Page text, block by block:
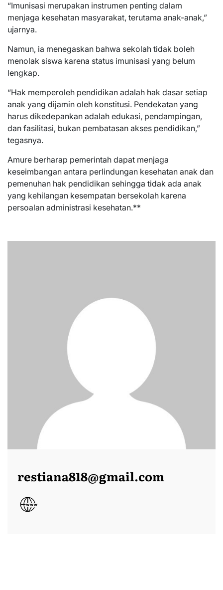
“Imunisasi merupakan instrumen penting dalam
menjaga kesehatan masyarakat, terutama anak-anak,”
ujarnya.
Namun, ia menegaskan bahwa sekolah tidak boleh
menolak siswa karena status imunisasi yang belum
lengkap.
“Hak memperoleh pendidikan adalah hak dasar setiap
anak yang dijamin oleh konstitusi. Pendekatan yang
harus dikedepankan adalah edukasi, pendampingan,
dan fasilitasi, bukan pembatasan akses pendidikan,”
tegasnya.
Amure berharap pemerintah dapat menjaga
keseimbangan antara perlindungan kesehatan anak dan
pemenuhan hak pendidikan sehingga tidak ada anak
yang kehilangan kesempatan bersekolah karena
persoalan administrasi kesehatan.**
restiana818@gmail.com